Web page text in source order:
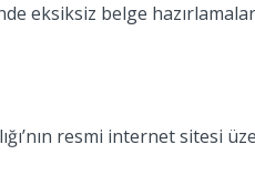
eksiksiz belge
resmi internet sitesi